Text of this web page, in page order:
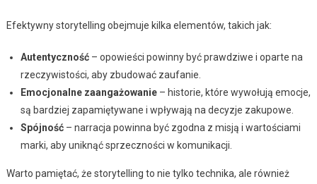
Efektywny storytelling obejmuje kilka elementów, takich jak:
Autentyczność– opowieści powinny być prawdziwe i oparte na
rzeczywistości, aby zbudować zaufanie.
Emocjonalne zaangażowanie– historie, które wywołują emocje,
są bardziej zapamiętywane i wpływają na decyzje zakupowe.
Spójność– narracja powinna być zgodna z misją i wartościami
marki, aby uniknąć sprzeczności w komunikacji.
Warto pamiętać, że storytelling to nie tylko technika, ale również